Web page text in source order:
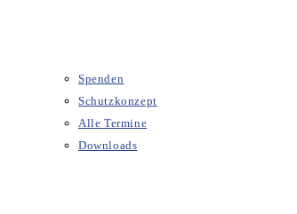
Spenden
Schutzkonzept
Alle Termine
Downloads